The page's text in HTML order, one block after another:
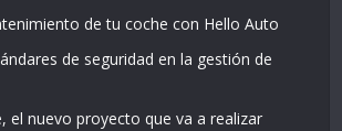
de tu coche con Hello Auto
de seguridad en la gestión de
el nuevo proyecto que va a realizar